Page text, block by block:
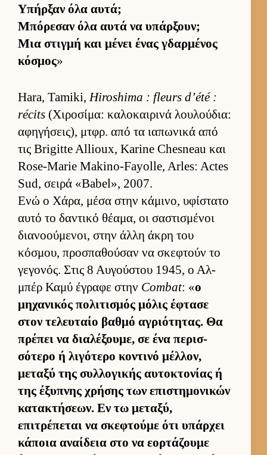
Υπήρ­ξαν όλα αυ­τά;
Μπόρεσαν όλα αυτά να υπάρ­ξουν;
Μια στιγμή και μένει ένας γδαρ­μένος
κόσμος»
Hara, Tamiki,Hiroshima : fleurs d’été :
récits (Χιροσίμα: καλοκαι­ρινά λου­λού­δια:
αφηγήσει­ς), μτ­φρ. από τα ια­πωνικά από
τις Brigitte Allioux, Karine Chesneau και
Rose-Marie Makino-Fayolle, Arles: Actes
Sud, σειρά «Babel», 2007.
Ενώ ο Χάρα, μέσα στην κάμινο, υφίστατο
αυτό το δαντικό θέαμα, οι σαστισμένοι
δια­νοού­μενοι, στην άλλη άκρη του
κόσμου, προσπαθού­σαν να σκεφτούν το
γεγονός. Στις 8 Αυ­γού­στου 1945, ο Αλ­
μπέρ Καμύ έγραφε στην Combat: «ο
μηχανικός πολιτισμός μόλις έφτασε
στον τελευ­ταίο βαθμό αγριότητας. Θα
πρέπει να δια­λέξου­με, σε ένα περισ­
σότερο ή λιγότερο κοντινό μέλ­λον,
μεταξύ της συλ­λογικής αυ­τοκτονίας ή
της έξυπνης χρήσης των επιστημονικών
κατακτήσεων. Εν τω μεταξύ,
επιτρέπεται να σκεφτούμε ότι υπάρ­χει
κάποια αναί­δεια στο να εορ­τάζουμε